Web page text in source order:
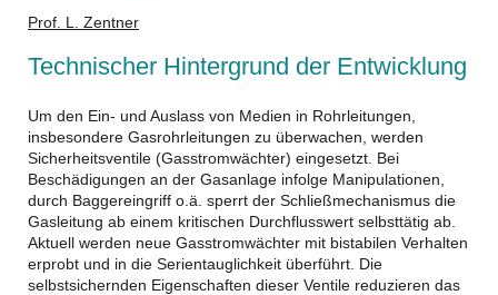
Prof. L. Zentner
Technischer Hintergrund der Entwicklung
Um den Ein- und Auslass von Medien in Rohrleitungen,
insbesondere Gasrohrleitungen zu überwachen, werden
Sicherheitsventile (Gasstromwächter) eingesetzt. Bei
Beschädigungen an der Gasanlage infolge Manipulationen,
durch Baggereingriff o.ä. sperrt der Schließmechanismus die
Gasleitung ab einem kritischen Durchflusswert selbsttätig ab.
Aktuell werden neue Gasstromwächter mit bistabilen Verhalten
erprobt und in die Serientauglichkeit überführt. Die
selbstsichernden Eigenschaften dieser Ventile reduzieren das